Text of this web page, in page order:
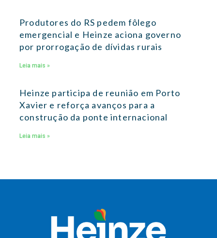
Produtores do RS pedem fôlego
emergencial e Heinze aciona governo
por prorrogação de dívidas rurais
Leia mais »
Heinze participa de reunião em Porto
Xavier e reforça avanços para a
construção da ponte internacional
Leia mais »